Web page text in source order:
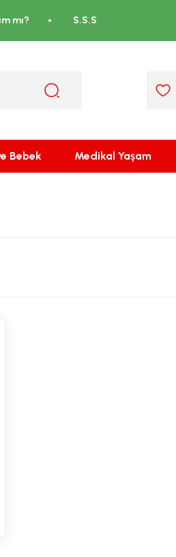
mı? S.S.S
Bebek Medikal Yaşam